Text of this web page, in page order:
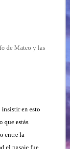
de Mateo y las
insistir en esto
que estás
entre la
el pasaje fue